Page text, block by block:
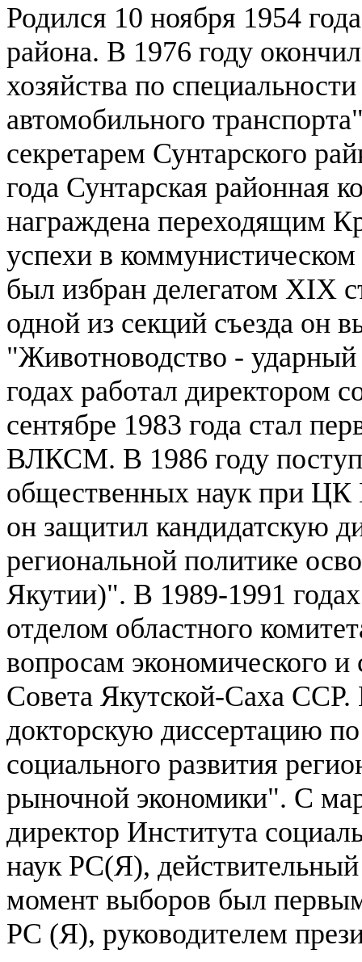
Родился 10 ноября 1954
района. В 1976 году
хозяйства по
автомобильного
секретарем Сунтарского
года Сунтарская районная
награждена переходящим
успехи в
был избран делегатом XIX
одной из секций съезда он
"Животноводство -
годах работал директором
сентябре 1983 года стал
ВЛКСМ. В 1986 году
общественных наук при
он защитил кандидатскую
региональной политике
Якутии)". В 1989-1991
отделом областного
вопросам экономического и
Совета Якутской-Саха
докторскую диссертацию
социального развития
рыночной экономики". С
директор Института
наук РС(Я),
момент выборов был
РС (Я), руководителем